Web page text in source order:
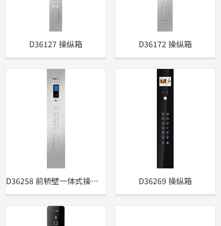
D36127 操纵箱 D36172 操纵箱
D36258 前轿壁一体式操纵箱 D36269 操纵箱